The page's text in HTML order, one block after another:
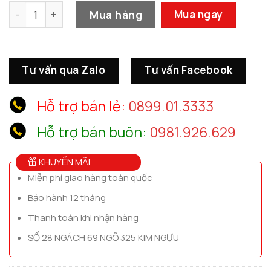
Mô Hình Xe Ô Tô Mini Bày Taplo số lượng
Mua hàng Mua ngay
Tư vấn qua Zalo Tư vấn Facebook
Hỗ trợ bán lẻ: 0899.01.3333
Hỗ trợ bán buôn: 0981.926.629
KHUYẾN MÃI
Miễn phí giao hàng toàn quốc
Bảo hành 12 tháng
Thanh toán khi nhận hàng
SỐ 28 NGÁCH 69 NGÕ 325 KIM NGƯU